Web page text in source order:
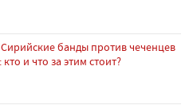
Сирийские банды против чеченцев
и что за этим стоит?